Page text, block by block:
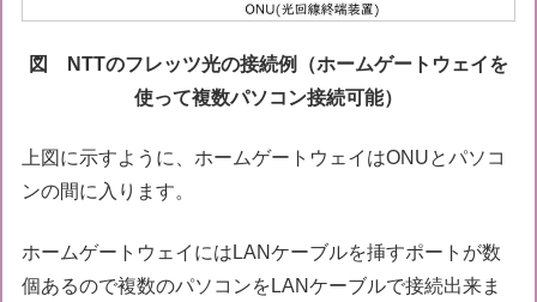
図 NTTのフレッツ光の接続例（ホームゲートウェイを
使って複数パソコン接続可能）
上図に示すように、ホームゲートウェイはONUとパソコ
ンの間に入ります。
ホームゲートウェイにはLANケーブルを挿すポートが数
個あるので複数のパソコンをLANケーブルで接続出来ま